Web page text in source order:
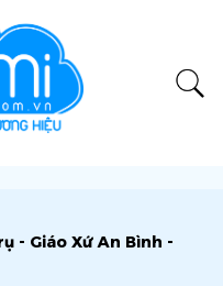
- Giáo Xứ An Bình -